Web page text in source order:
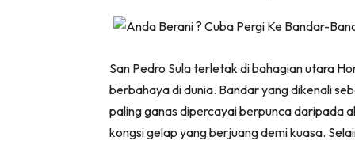
San Pedro Sula terletak di bahagian utara
berbahaya di dunia. Bandar yang dikenali
paling ganas dipercayai berpunca daripada
kongsi gelap yang berjuang demi kuasa.